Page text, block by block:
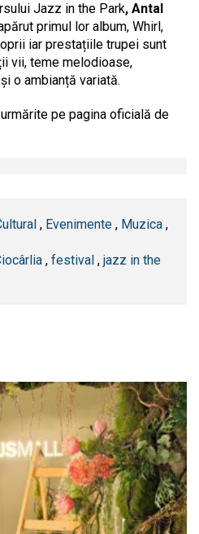
Jazz in the Park, Antal
primul lor album, Whirl,
iar prestațiile trupei sunt
vii, teme melodioase,
o ambianță variată.
pe pagina oficială de
, Evenimente , Muzica ,
, festival , jazz in the